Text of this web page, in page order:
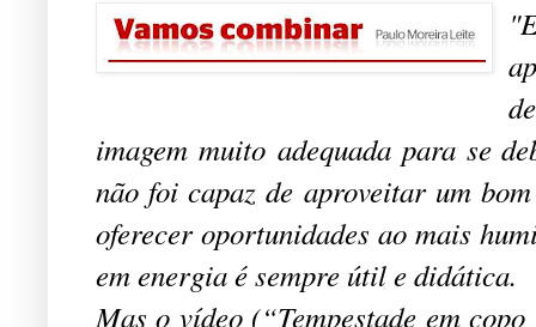
imagem muito adequada para se
não foi capaz de aproveitar um
oferecer oportunidades ao mais
em energia é sempre útil e didática.
Mas o vídeo (“Tempestade em